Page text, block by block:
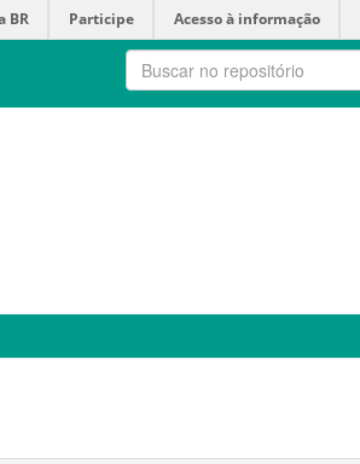
BR Participe Acesso à informação